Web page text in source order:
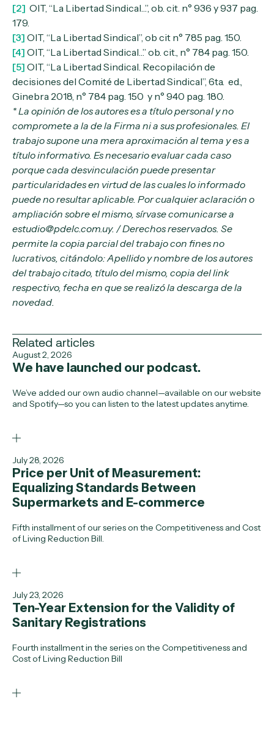
[2] OIT, “La Libertad Sindical…”, ob. cit. n° 936 y 937 pag.
179.
[3] OIT, “La Libertad Sindical”, ob cit n° 785 pag. 150.
[4] OIT, “La Libertad Sindical…” ob. cit., n° 784 pag. 150.
[5] OIT, “La Libertad Sindical. Recopilación de
decisiones del Comité de Libertad Sindical”, 6ta. ed.,
Ginebra 2018, n° 784 pag. 150 y n° 940 pag. 180.
*La opinión de los autores es a título personal y no
compromete a la de la Firma ni a sus profesionales. El
trabajo supone una mera aproximación al tema y es a
título informativo. Es necesario evaluar cada caso
porque cada desvinculación puede presentar
particularidades en virtud de las cuales lo informado
puede no resultar aplicable. Por cualquier aclaración o
ampliación sobre el mismo, sírvase comunicarse a
estudio@pdelc.com.uy. / Derechos reservados. Se
permite la copia parcial del trabajo con fines no
lucrativos, citándolo: Apellido y nombre de los autores
del trabajo citado, título del mismo, copia del link
respectivo, fecha en que se realizó la descarga de la
novedad.
Related articles
August 2, 2026
We have launched our podcast.
We’ve added our own audio channel—available on our website
and Spotify—so you can listen to the latest updates anytime.
July 28, 2026
Price per Unit of Measurement:
Equalizing Standards Between
Supermarkets and E-commerce
Fifth installment of our series on the Competitiveness and Cost
of Living Reduction Bill.
July 23, 2026
Ten-Year Extension for the Validity of
Sanitary Registrations
Fourth installment in the series on the Competitiveness and
Cost of Living Reduction Bill